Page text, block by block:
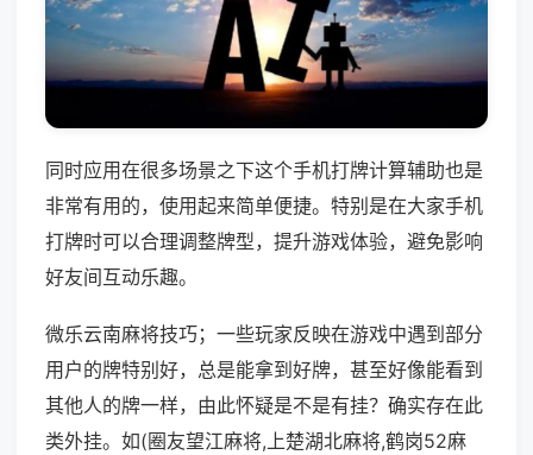
同时应用在很多场景之下这个手机打牌计算辅助也是
非常有用的，使用起来简单便捷。特别是在大家手机
打牌时可以合理调整牌型，提升游戏体验，避免影响
好友间互动乐趣。
微乐云南麻将技巧；一些玩家反映在游戏中遇到部分
用户的牌特别好，总是能拿到好牌，甚至好像能看到
其他人的牌一样，由此怀疑是不是有挂？确实存在此
类外挂。如(圈友望江麻将,上楚湖北麻将,鹤岗52麻